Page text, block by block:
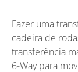
Fazer uma
cadeira de
transferência
6-Way para